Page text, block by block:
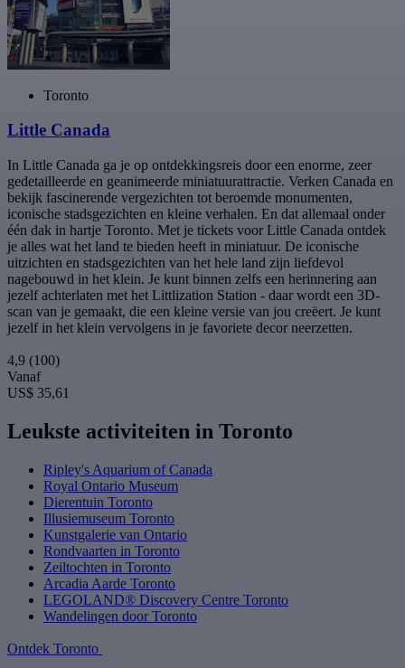
Toronto
Little Canada
In Little Canada ga je op ontdekkingsreis door een enorme, zeer
gedetailleerde en geanimeerde miniatuurattractie. Verken Canada en
bekijk fascinerende vergezichten tot beroemde monumenten,
iconische stadsgezichten en kleine verhalen. En dat allemaal onder
één dak in hartje Toronto. Met je tickets voor Little Canada ontdek
je alles wat het land te bieden heeft in miniatuur. De iconische
uitzichten en stadsgezichten van het hele land zijn liefdevol
nagebouwd in het klein. Je kunt binnen zelfs een herinnering aan
jezelf achterlaten met het Littlization Station - daar wordt een 3D-
scan van je gemaakt, die een kleine versie van jou creëert. Je kunt
jezelf in het klein vervolgens in je favoriete decor neerzetten.
4,9 (100)
Vanaf
US$ 35,61
Leukste activiteiten in Toronto
Ripley's Aquarium of Canada
Royal Ontario Museum
Dierentuin Toronto
Illusiemuseum Toronto
Kunstgalerie van Ontario
Rondvaarten in Toronto
Zeiltochten in Toronto
Arcadia Aarde Toronto
LEGOLAND® Discovery Centre Toronto
Wandelingen door Toronto
Ontdek Toronto